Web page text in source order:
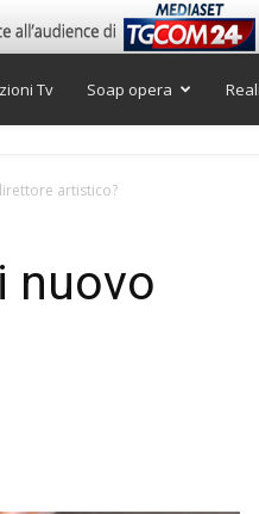
Tv Soap opera
artistico?
nuovo